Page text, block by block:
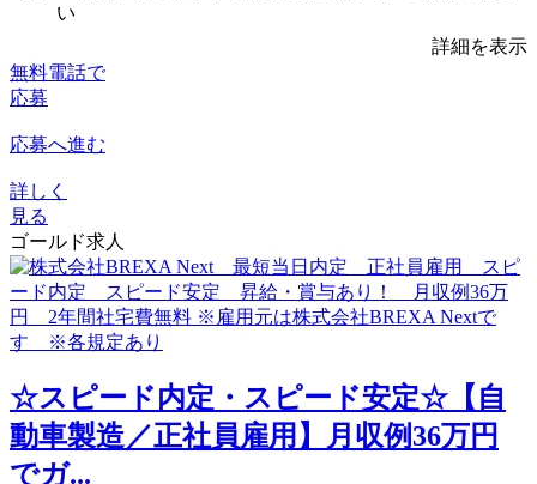
い
詳細を表示
無料電話で
応募
応募へ進む
詳しく
見る
ゴールド求人
☆スピード内定・スピード安定☆【自
動車製造／正社員雇用】月収例36万円
でガ...